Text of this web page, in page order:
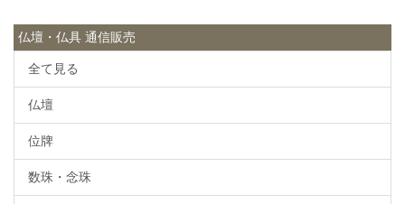
仏壇・仏具 通信販売
全て見る
仏壇
位牌
数珠・念珠